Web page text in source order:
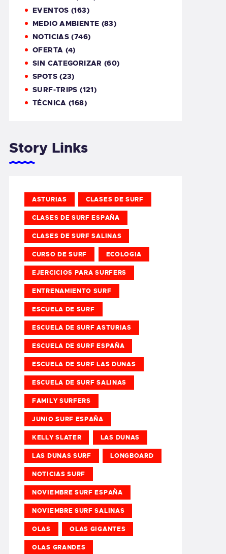
EVENTOS (163)
MEDIO AMBIENTE (83)
NOTICIAS (746)
OFERTA (4)
SIN CATEGORIZAR (60)
SPOTS(23)
SURF-TRIPS (121)
TÉCNICA (168)
Story Links
ASTURIAS CLASES DE SURF
CLASES DE SURF ESPAÑA
CLASES DE SURF SALINAS
CURSO DE SURF ECOLOGIA
EJERCICIOS PARA SURFERS
ENTRENAMIENTO SURF
ESCUELA DE SURF
ESCUELA DE SURF ASTURIAS
ESCUELA DE SURF ESPAÑA
ESCUELA DE SURF LAS DUNAS
ESCUELA DE SURF SALINAS
FAMILY SURFERS
JUNIO SURF ESPAÑA
KELLY SLATER LAS DUNAS
LAS DUNAS SURF LONGBOARD
NOTICIAS SURF
NOVIEMBRE SURF ESPAÑA
NOVIEMBRE SURF SALINAS
OLAS OLAS GIGANTES
OLAS GRANDES